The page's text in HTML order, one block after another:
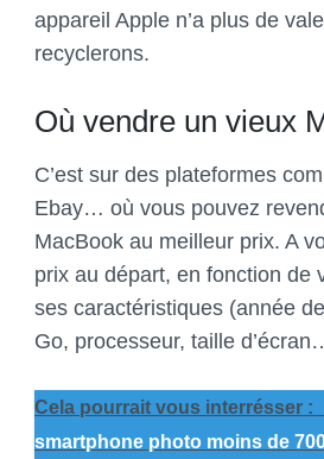
appareil Apple n’a plus de
recyclerons.
Où vendre un vieux
C’est sur des plateformes
Ebay… où vous pouvez
MacBook au meilleur prix. A
prix au départ, en fonction de
ses caractéristiques (année
Go, processeur, taille
Cela pourrait vous interrésser :
smartphone photo moins de